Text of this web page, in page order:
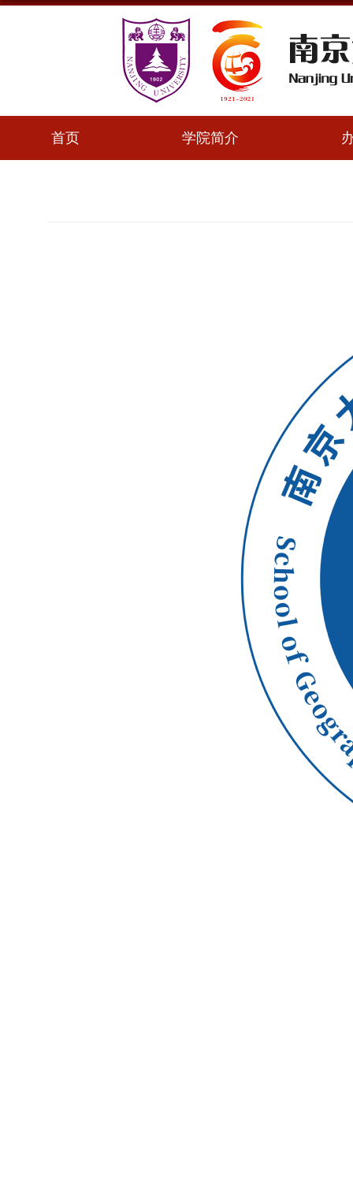
首页 学院简介